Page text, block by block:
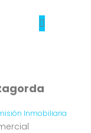
Inmobiliaria